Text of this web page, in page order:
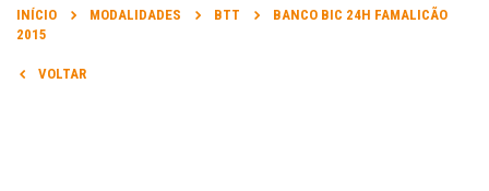
INFORMAÇÃO
INÍCIO MODALIDADES BTT
BANCO BIC 24H FAMALICÃO
2015
VOLTAR